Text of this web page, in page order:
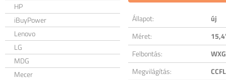
HP
iBuyPower
Lenovo
LG
MDG
Mecer
Állapot:
új
Méret:
Felbontás:
Megvilágítás:
CCFL